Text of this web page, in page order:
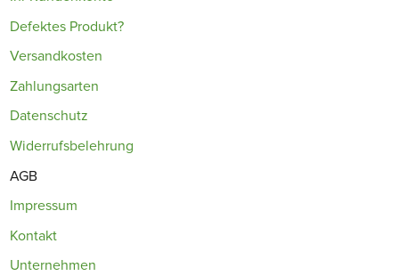
Defektes Produkt?
Versandkosten
Zahlungsarten
Datenschutz
Widerrufsbelehrung
AGB
Impressum
Kontakt
Unternehmen